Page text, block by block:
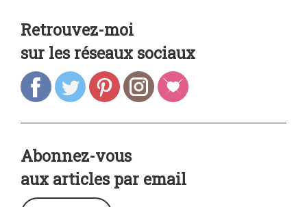
Retrouvez-moi
sur les réseaux sociaux
Abonnez-vous
aux articles par email